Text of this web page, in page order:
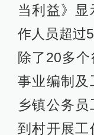
当利益》
作人员超过
除了20多
事业编制及
乡镇公务
到村开展工